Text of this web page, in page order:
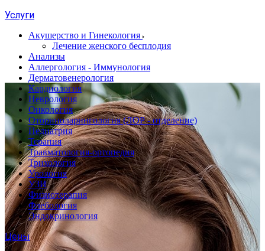
Услуги
Акушерство и Гинекология
Лечение женского бесплодия
Анализы
Аллергология - Иммунология
Дерматовенерология
Кардиология
Неврология
Онкология
Оториноларингология (ЛОР - отделение)
Педиатрия
Терапия
Травматология-ортопедия
Трихология
Урология
УЗИ
Физиотерапия
Флебология
Эндокринология
Цены